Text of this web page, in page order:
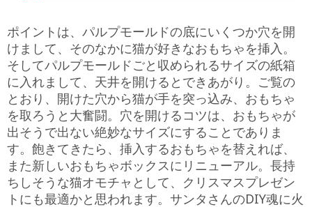
ポイントは、パルプモールドの底にいくつか穴を開
けまして、そのなかに猫が好きなおもちゃを挿入。
そしてパルプモールドごと収められるサイズの紙箱
に入れまして、天井を開けるとできあがり。ご覧の
とおり、開けた穴から猫が手を突っ込み、おもちゃ
を取ろうと大奮闘。穴を開けるコツは、おもちゃが
出そうで出ない絶妙なサイズにすることでありま
す。飽きてきたら、挿入するおもちゃを替えれば、
また新しいおもちゃボックスにリニューアル。長持
ちしそうな猫オモチャとして、クリスマスプレゼン
トにも最適かと思われます。サンタさんのDIY魂に火